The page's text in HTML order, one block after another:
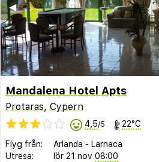
◀︎
Mandalena Hotel Apts
Protaras, Cypern
4,5/5 22°C
Flyg från: Arlanda - Larnaca
Utresa:
lör 21 nov 08:00